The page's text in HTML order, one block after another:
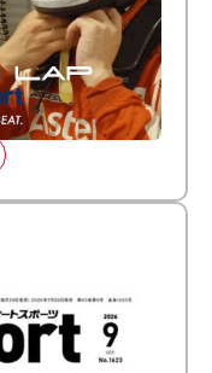
斗 × 野村勇斗
by auto sport】